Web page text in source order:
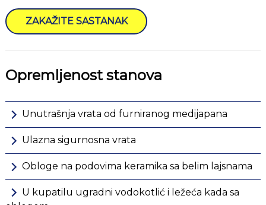
ZAKAŽITE SASTANAK
Opremljenost stanova
Unutrašnja vrata od furniranog medijapana
Ulazna sigurnosna vrata
Obloge na podovima keramika sa belim lajsnama
U kupatilu ugradni vodokotlić i ležeća kada sa